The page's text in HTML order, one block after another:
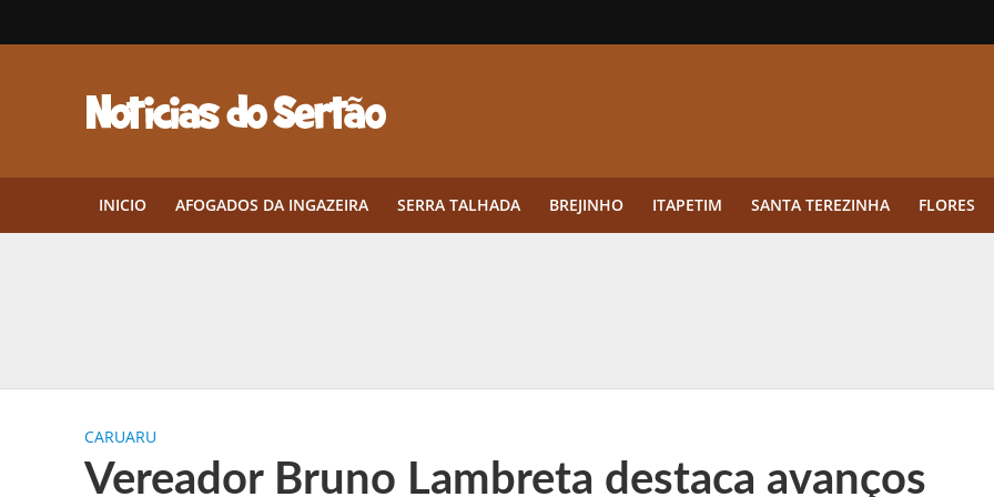
INICIO AFOGADOS DA INGAZEIRA SERRA TALHADA BREJINHO ITAPETIM SANTA TEREZINHA FLORES
Twin lança torneio semanal “Mestres das Rodadas” focado em multiplicadores
CARUARU
Vereador Bruno Lambreta destaca avanços